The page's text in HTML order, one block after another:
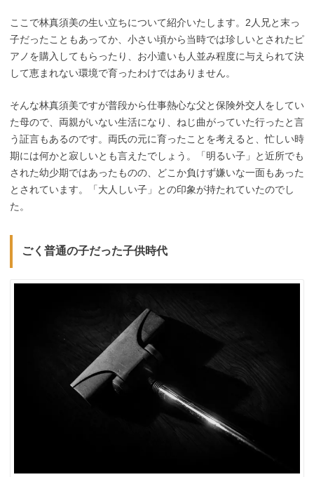
ここで林真須美の生い立ちについて紹介いたします。2人兄と末っ
子だったこともあってか、小さい頃から当時では珍しいとされたピ
アノを購入してもらったり、お小遣いも人並み程度に与えられて決
して恵まれない環境で育ったわけではありません。
そんな林真須美ですが普段から仕事熱心な父と保険外交人をしてい
た母ので、両親がいない生活になり、ねじ曲がっていた行ったと言
う証言もあるのです。両氏の元に育ったことを考えると、忙しい時
期には何かと寂しいとも言えたでしょう。「明るい子」と近所でも
された幼少期ではあったものの、どこか負けず嫌いな一面もあった
とされています。「大人しい子」との印象が持たれていたのでし
た。
ごく普通の子だった子供時代